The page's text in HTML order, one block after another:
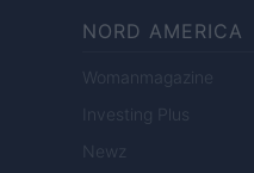
NORD AMERICA
Womanmagazine
Investing Plus
Newz